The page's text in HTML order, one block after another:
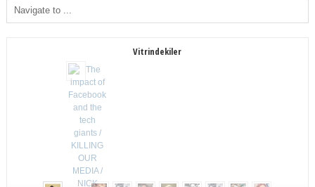
Vitrindekiler